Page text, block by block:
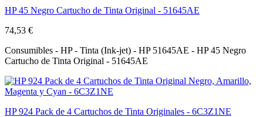
HP 45 Negro Cartucho de Tinta Original - 51645AE
74,53 €
Consumibles - HP - Tinta (Ink-jet) - HP 51645AE - HP 45 Negro
Cartucho de Tinta Original - 51645AE
HP 924 Pack de 4 Cartuchos de Tinta Originales - 6C3Z1NE